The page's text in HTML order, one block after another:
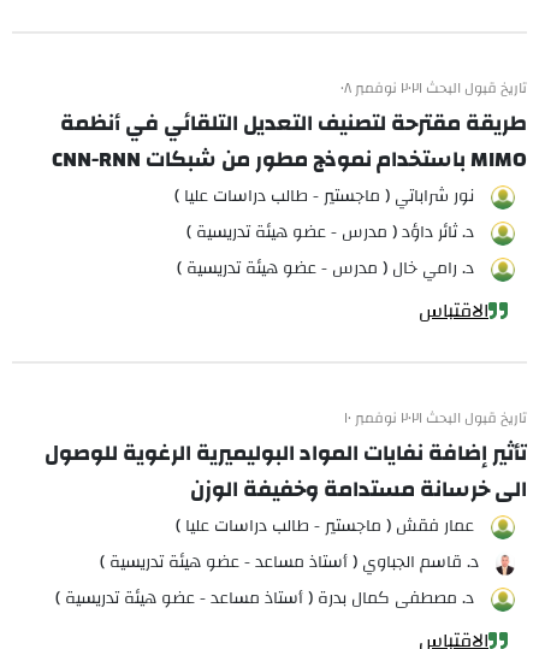
تاريخ قبول البحث ٢٠٢١ نوفمبر ٠٨
طريقة مقترحة لتصنيف التعديل التلقائي في أنظمة
MIMO باستخدام نموذج مطور من شبكات CNN-RNN
نور شراباتي ( ماجستير - طالب دراسات عليا )
د. ثائر داؤد ( مدرس - عضو هيئة تدريسية )
د. رامي خال ( مدرس - عضو هيئة تدريسية )
الاقتباس
تاريخ قبول البحث ٢٠٢١ نوفمبر ١٠
تأثير إضافة نفايات المواد البوليميرية الرغوية للوصول
الى خرسانة مستدامة وخفيفة الوزن
عمار فقش ( ماجستير - طالب دراسات عليا )
د. قاسم الجباوي ( أستاذ مساعد - عضو هيئة تدريسية )
د. مصطفى كمال بدرة ( أستاذ مساعد - عضو هيئة تدريسية )
الاقتباس